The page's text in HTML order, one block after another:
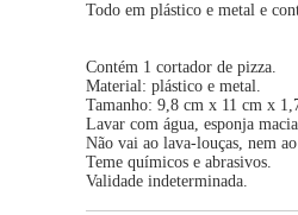
Todo em plástico e metal e
Contém 1 cortador de pizza.
Material: plástico e metal.
Tamanho: 9,8 cm x 11 cm x
Lavar com água, esponja
Não vai ao lava-louças, nem
Teme químicos e abrasivos.
Validade indeterminada.